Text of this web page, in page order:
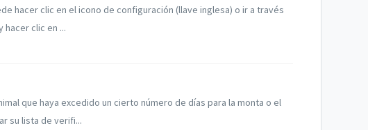
hacer clic en el icono de configuración (llave inglesa) o ir a través
hacer clic en ...
que haya excedido un cierto número de días para la monta o el
su lista de verifi...